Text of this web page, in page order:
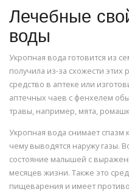
Лечебные
воды
Укропная вода готовится из
получила из-за схожести
средство в аптеке или
аптечных чаев с фенхелем
травы, например, мята,
Укропная вода снимает спазм
чему выводятся наружу газы.
состояние малышей с
месяцев жизни. Также это
пищеварения и имеет